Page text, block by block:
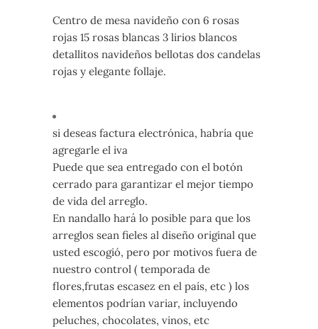
Centro de mesa navideño con 6 rosas
rojas 15 rosas blancas 3 lirios blancos
detallitos navideños bellotas dos candelas
rojas y elegante follaje.
si deseas factura electrónica, habría que
agregarle el iva
Puede que sea entregado con el botón
cerrado para garantizar el mejor tiempo
de vida del arreglo.
En nandallo hará lo posible para que los
arreglos sean fieles al diseño original que
usted escogió, pero por motivos fuera de
nuestro control ( temporada de
flores,frutas escasez en el país, etc ) los
elementos podrían variar, incluyendo
peluches, chocolates, vinos, etc